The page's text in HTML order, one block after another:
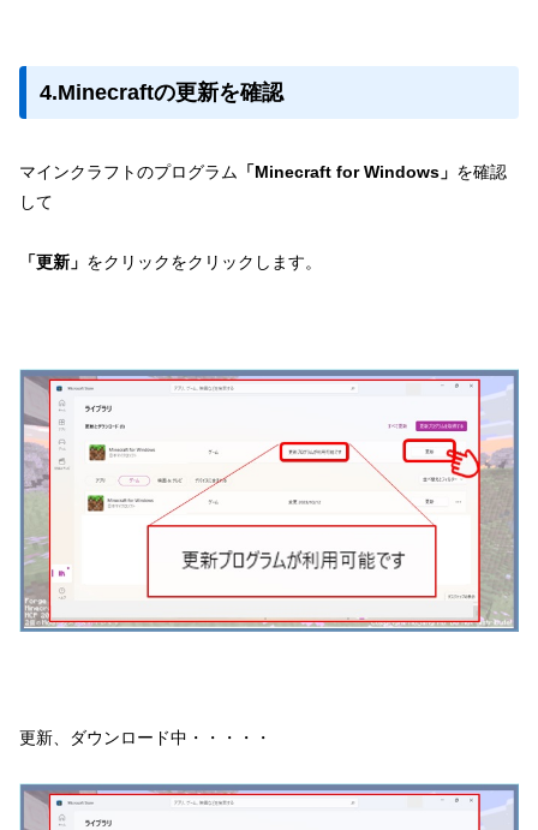
4.Minecraftの更新を確認
マインクラフトのプログラム 「Minecraft for Windows」 を確認
して
「更新」 をクリックをクリックします。
更新、ダウンロード中・・・・・